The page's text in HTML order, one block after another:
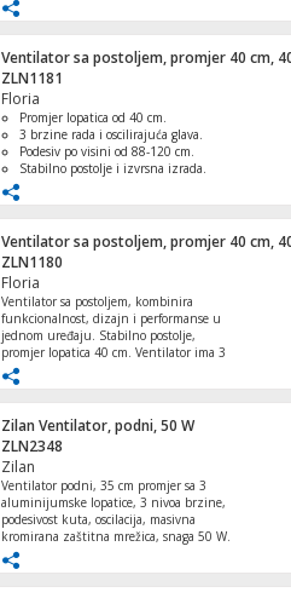
Ventilator sa postoljem, promjer 40 cm,
ZLN1181
Floria
Promjer lopatica od 40 cm.
3 brzine rada i oscilirajuća glava.
Podesiv po visini od 88-120 cm.
Stabilno postolje i izvrsna izrada.
Ventilator sa postoljem, promjer 40 cm,
ZLN1180
Floria
Ventilator sa postoljem, kombinira
funkcionalnost, dizajn i performanse u
jednom uređaju. Stabilno postolje,
promjer lopatica 40 cm. Ventilator ima 3
brzine rada, oscilirajuću glavu, podesiv je
po visini od 88 do 120 cm. Ventilator je
veoma pogodan za dnevne boravke,
natkrivene terase........
Zilan Ventilator, podni, 50 W
ZLN2348
Zilan
Ventilator podni, 35 cm promjer sa 3
aluminijumske lopatice, 3 nivoa brzine,
podesivost kuta, oscilacija, masivna
kromirana zaštitna mrežica, snaga 50 W.
Idealno za svaki kutak Vašeg doma